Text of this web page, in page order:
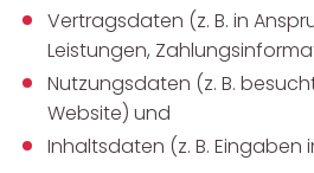
Vertragsdaten (z. B. in
Leistungen,
Nutzungsdaten (z. B.
Website) und
Inhaltsdaten (z. B. Eingaben